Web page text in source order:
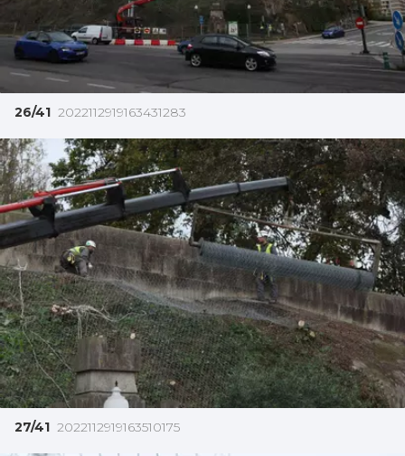
26/41 2022112919163431283
27/41 2022112919163510175